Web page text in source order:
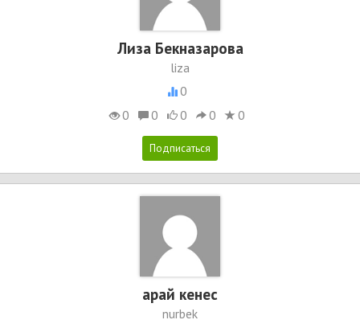
Лиза Бекназарова
liza
0
0
0 0 0 0
арай кенес
nurbek